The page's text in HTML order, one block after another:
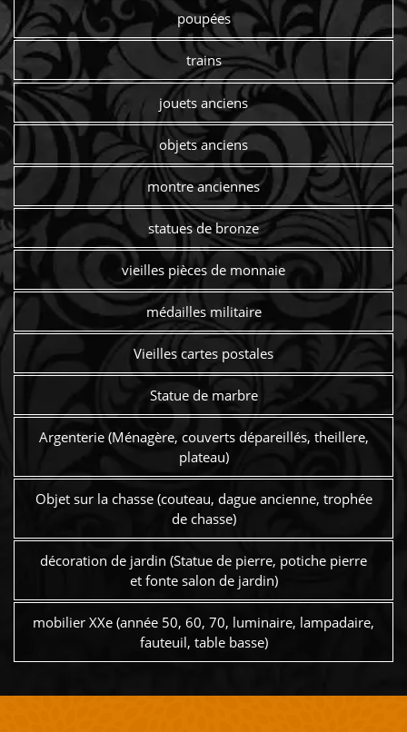
poupées
trains
jouets anciens
objets anciens
montre anciennes
statues de bronze
vieilles pièces de monnaie
médailles militaire
Vieilles cartes postales
Statue de marbre
Argenterie (Ménagère, couverts dépareillés, theillere,
plateau)
Objet sur la chasse (couteau, dague ancienne, trophée
de chasse)
décoration de jardin (Statue de pierre, potiche pierre
et fonte salon de jardin)
mobilier XXe (année 50, 60, 70, luminaire, lampadaire,
fauteuil, table basse)